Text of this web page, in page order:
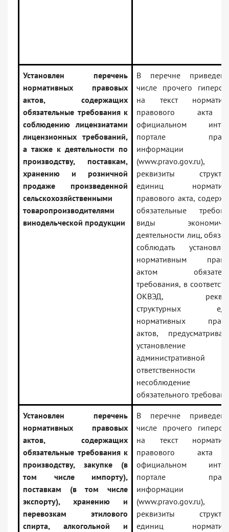
Установлен перечень
нормативных правовых
актов, содержащих
обязательные требования к
соблюдению лицензиатами
лицензионных требований,
а также к деятельности по
производству, поставкам,
хранению и розничной
продаже произведенной
сельскохозяйственными
товаропроизводителями
винодельческой продукции
В перечне
числе прочего
на текст
правового
официальном
портале
информации
(www.pravo.gov.ru),
реквизиты
единиц
правового акта,
обязательные
виды
деятельности лиц,
соблюдать
нормативным
актом
требования, в
ОКВЭД,
структурных
нормативных
актов,
установление
административной
несоблюдение
обязательного
Установлен перечень
нормативных правовых
актов, содержащих
обязательные требования к
производству, закупке (в
том числе импорту),
поставкам (в том числе
экспорту), хранению и
перевозкам этилового
спирта, алкогольной и
В перечне
числе прочего
на текст
правового
официальном
портале
информации
(www.pravo.gov.ru),
реквизиты
единиц